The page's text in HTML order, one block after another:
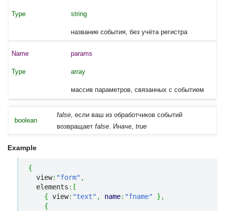
string
название события, без учёта регистра
params
array
массив параметров, связанных с событием
boolean
false , если ваш из обработчиков событий
возвращает false . Иначе, true
Example
{
  view
: "form" ,
  elements
: [
{ view: "text" , name: "fname" } ,
{